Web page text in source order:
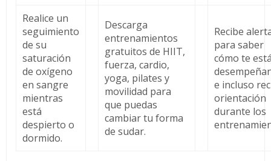
Realice un
seguimiento
de su
saturación
de oxígeno
en sangre
mientras
está
despierto o
dormido.
Descarga
entrenamientos
gratuitos de HIIT,
fuerza, cardio,
yoga, pilates y
movilidad para
que puedas
cambiar tu forma
de sudar.
Recibe
para saber
cómo te
e incluso
orientación
durante los